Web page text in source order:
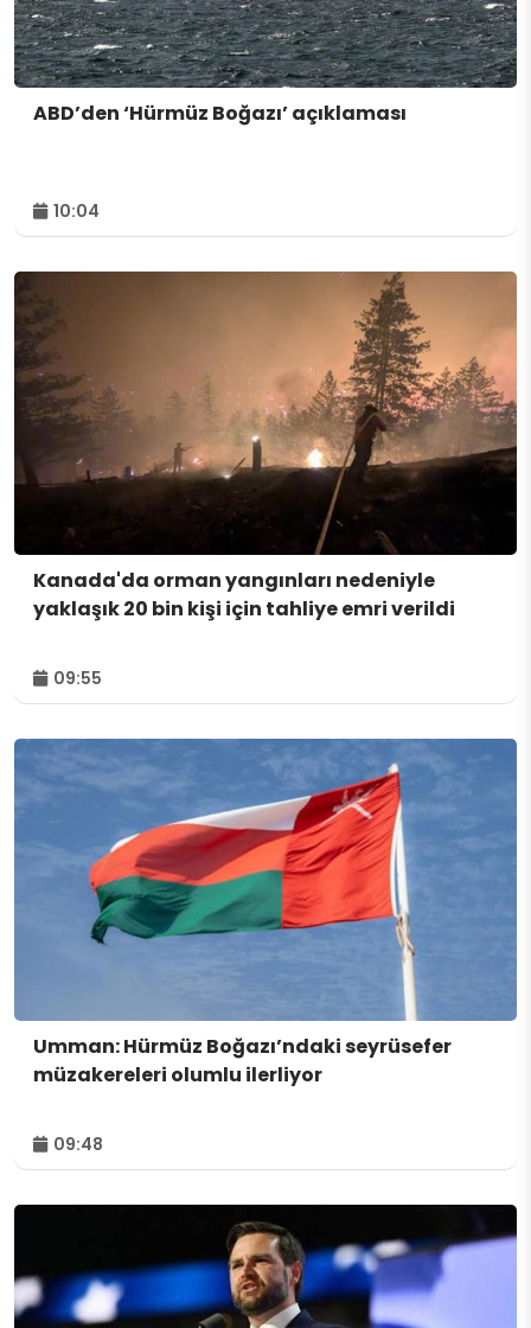
ABD’den ‘Hürmüz Boğazı’ açıklaması
10:04
Kanada'da orman yangınları nedeniyle
yaklaşık 20 bin kişi için tahliye emri verildi
09:55
Umman: Hürmüz Boğazı’ndaki seyrüsefer
müzakereleri olumlu ilerliyor
09:48